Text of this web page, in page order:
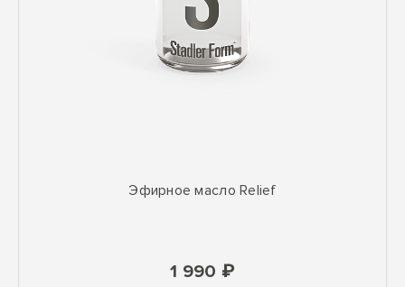
Эфирное масло Relief
1 990 ₽